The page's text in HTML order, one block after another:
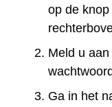
op de knop
Meld u
Ga in het